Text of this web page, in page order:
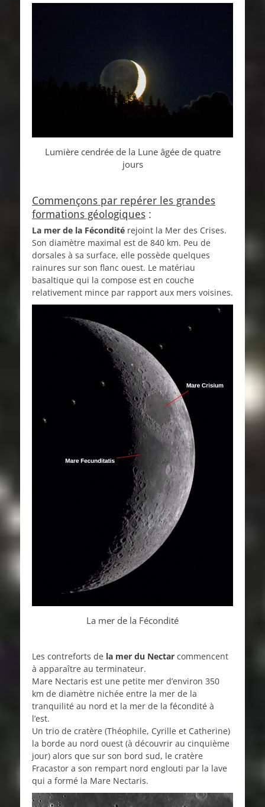
Lumière cendrée de la Lune âgée de quatre
jours
Commençons par repérer les grandes
formations géologiques :
La mer de la Fécondité rejoint la Mer des Crises.
Son diamètre maximal est de 840 km. Peu de
dorsales à sa surface, elle possède quelques
rainures sur son flanc ouest. Le matériau
basaltique qui la compose est en couche
relativement mince par rapport aux mers voisines.
La mer de la Fécondité
Les contreforts de la mer du Nectar commencent
à apparaître au terminateur.
Mare Nectaris est une petite mer d’environ 350
km de diamètre nichée entre la mer de la
tranquilité au nord et la mer de la fécondité à
l’est.
Un trio de cratère (Théophile, Cyrille et Catherine)
la borde au nord ouest (à découvrir au cinquième
jour) alors que sur son bord sud, le cratère
Fracastor a son rempart nord englouti par la lave
qui a formé la Mare Nectaris.